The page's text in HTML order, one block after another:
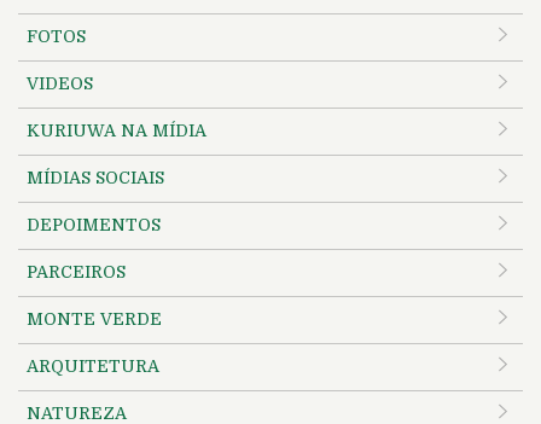
FOTOS
VIDEOS
KURIUWA NA MÍDIA
MÍDIAS SOCIAIS
DEPOIMENTOS
PARCEIROS
MONTE VERDE
ARQUITETURA
NATUREZA